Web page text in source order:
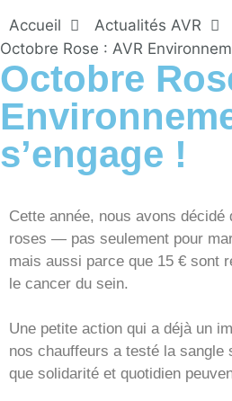
Accueil
Actualités AVR
Octobre Rose : AVR
Octobre
s’engage !
Cette année, nous avons
roses — pas seulement pour
mais aussi parce que 15 € sont
le cancer du sein.
Une petite action qui a déjà un
nos chauffeurs a testé la sangle
que solidarité et quotidien